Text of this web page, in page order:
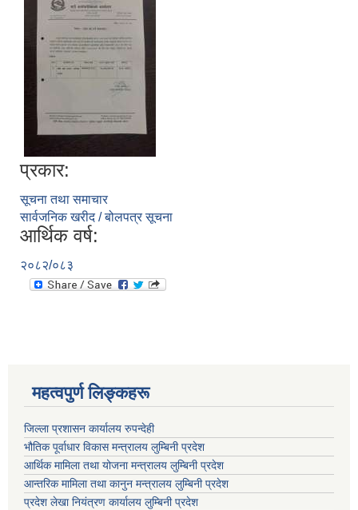
प्रकार:
सूचना तथा समाचार
सार्वजनिक खरीद / बोलपत्र सूचना
आर्थिक वर्ष:
२०८२/०८३
महत्वपुर्ण लिङ्कहरू
जिल्ला प्रशासन कार्यालय रुपन्देही
भौतिक पूर्वाधार विकास मन्त्रालय लुम्बिनी प्रदेश
आर्थिक मामिला तथा योजना मन्त्रालय लुम्बिनी प्रदेश
आन्तरिक मामिला तथा कानुन मन्त्रालय लुम्बिनी प्रदेश
प्रदेश लेखा नियंत्रण कार्यालय लुम्बिनी प्रदेश